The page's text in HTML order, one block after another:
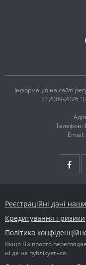
Інформація на сайті
© 2009-2026
Телефон:
Email:
Реєстраційні дані
Кредитування і ризики
Політика
Якщо Ви просто
ні де не публікується.